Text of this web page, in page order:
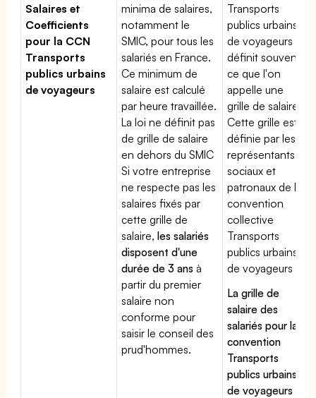
Salaires et
Coefficients
pour la CCN
Transports
publics urbains
de voyageurs
minima de salaires,
notamment le
SMIC, pour tous les
salariés en France.
Ce minimum de
salaire est calculé
par heure travaillée.
La loi ne définit pas
de grille de salaire
en dehors du SMIC
Si votre entreprise
ne respecte pas les
salaires fixés par
cette grille de
salaire,les salariés
disposent d'une
durée de 3 ans à
partir du premier
salaire non
conforme pour
saisir le conseil des
prud'hommes.
Transports
publics urbains
de voyageurs
définit souvent
ce que l'on
appelle une
grille de salaires.
Cette grille est
définie par les
représentants
sociaux et
patronaux de la
convention
collective
Transports
publics urbains
de voyageurs
La grille de
salaire des
salariés pour la
convention
Transports
publics urbains
de voyageurs